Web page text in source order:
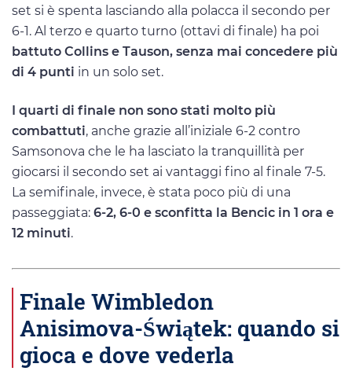
set si è spenta lasciando alla polacca il secondo per
6-1. Al terzo e quarto turno (ottavi di finale) ha poi
battuto Collins e Tauson, senza mai concedere più
di 4 punti in un solo set.
I quarti di finale non sono stati molto più
combattuti, anche grazie all’iniziale 6-2 contro
Samsonova che le ha lasciato la tranquillità per
giocarsi il secondo set ai vantaggi fino al finale 7-5.
La semifinale, invece, è stata poco più di una
passeggiata: 6-2, 6-0 e sconfitta la Bencic in 1 ora e
12 minuti.
Finale Wimbledon
Anisimova-Świątek: quando si
gioca e dove vederla